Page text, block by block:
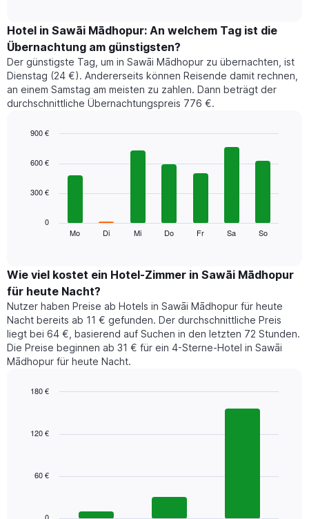
den
durchschnittlichen
Zimmerpreis
im
jeweiligen
Monat
an.
Diagramm
die
Monate
hat
1
Y-
Achse,
die
den
durchschnittlichen
Zimmerpreis
Hotel in Sawāi Mādhopur: An welchem Tag ist die
Übernachtung am günstigsten?
Der günstigste Tag, um in Sawāi Mādhopur zu übernachten, ist
Dienstag (24 €). Andererseits können Reisende damit rechnen,
an einem Samstag am meisten zu zahlen. Dann beträgt der
durchschnittliche Übernachtungspreis 776 €.
chart
bars.
den
durchschnittlichen
Preis
eines
Zimmers
für
den
jeweiligen
Das
die
Mo Di Mi Do Fr Sa So
0
300 €
600 €
900 €
Wie viel kostet ein Hotel-Zimmer in Sawāi Mādhopur
für heute Nacht?
Nutzer haben Preise ab Hotels in Sawāi Mādhopur für heute
Nacht bereits ab 11 € gefunden. Der durchschnittliche Preis
liegt bei 64 €, basierend auf Suchen in den letzten 72 Stunden.
Die Preise beginnen ab 31 € für ein 4-Sterne-Hotel in Sawāi
Mādhopur für heute Nacht.
with
Das
60 €
120 €
180 €